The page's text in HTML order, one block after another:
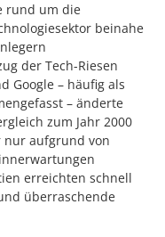
rund um die
beinahe
der Tech-Riesen
Google – häufig als
– änderte
zum Jahr 2000
nur aufgrund von
erreichten schnell
überraschende